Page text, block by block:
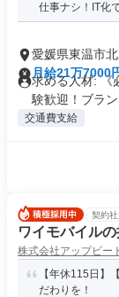
仕事ナシ！IT化
愛媛県東温市北
月給21万7000
求める人材: 《
験歓迎！ブラン
交通費支給
契約社
ワイモバイル
株式会社アップビー
【年休115日】
だわりを！